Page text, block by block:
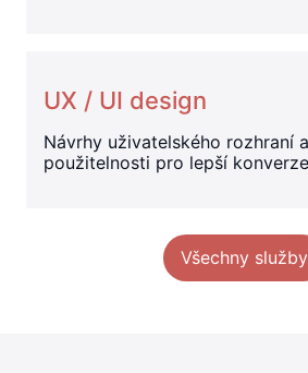
UX / UI design
Návrhy uživatelského rozhraní
použitelnosti pro lepší
Všechny služby